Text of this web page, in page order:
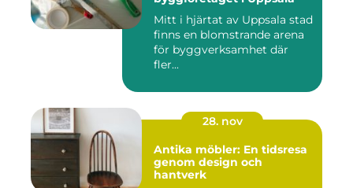
Mitt i hjärtat av Uppsala stad
finns en blomstrande arena
för byggverksamhet där
fler...
28. nov
Antika möbler: En tidsresa
genom design och
hantverk